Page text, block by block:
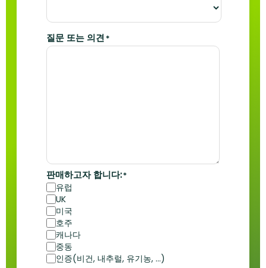
질문 또는 의견 *
판매하고자 합니다:*
유럽
UK
미국
호주
캐나다
중동
인증(비건, 내추럴, 유기농, ...)